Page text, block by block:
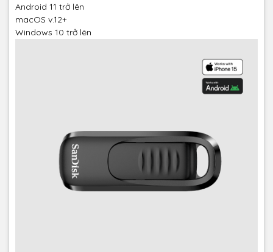
Android 11 trở lên
macOS v.12+
Windows 10 trở lên